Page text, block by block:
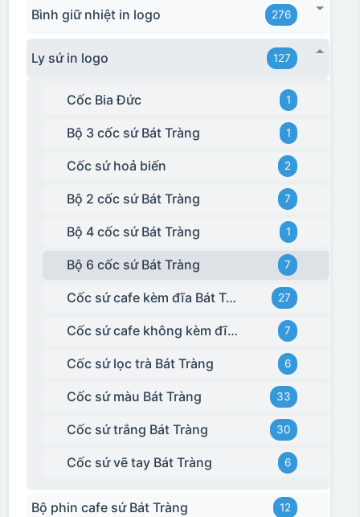
Bình giữ nhiệt in logo 276
Ly sứ in logo 127
Cốc Bia Đức 1
Bộ 3 cốc sứ Bát Tràng 1
Cốc sứ hoả biến 2
Bộ 2 cốc sứ Bát Tràng 7
Bộ 4 cốc sứ Bát Tràng 1
Bộ 6 cốc sứ Bát Tràng 7
Cốc sứ cafe kèm đĩa Bát Tràng 27
Cốc sứ cafe không kèm đĩa kê Bát Tràng 7
Cốc sứ lọc trà Bát Tràng 6
Cốc sứ màu Bát Tràng 33
Cốc sứ trắng Bát Tràng 30
Cốc sứ vẽ tay Bát Tràng 6
Bộ phin cafe sứ Bát Tràng 12